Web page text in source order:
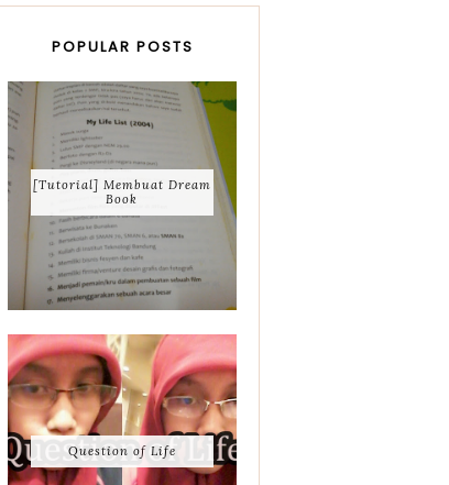
POPULAR POSTS
[Tutorial] Membuat Dream
Book
Question of Life